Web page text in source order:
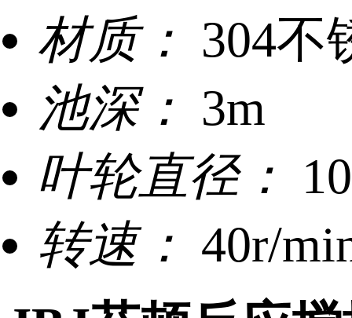
材质： 304不
池深： 3m
叶轮直径：
转速： 40r/